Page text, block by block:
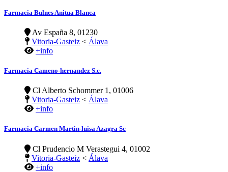
Farmacia Bulnes Anitua Blanca
Av España 8, 01230
Vitoria-Gasteiz < Álava
+info
Farmacia Cameno-hernandez S.c.
Cl Alberto Schommer 1, 01006
Vitoria-Gasteiz < Álava
+info
Farmacia Carmen Martin-luisa Azagra Sc
Cl Prudencio M Verastegui 4, 01002
Vitoria-Gasteiz < Álava
+info